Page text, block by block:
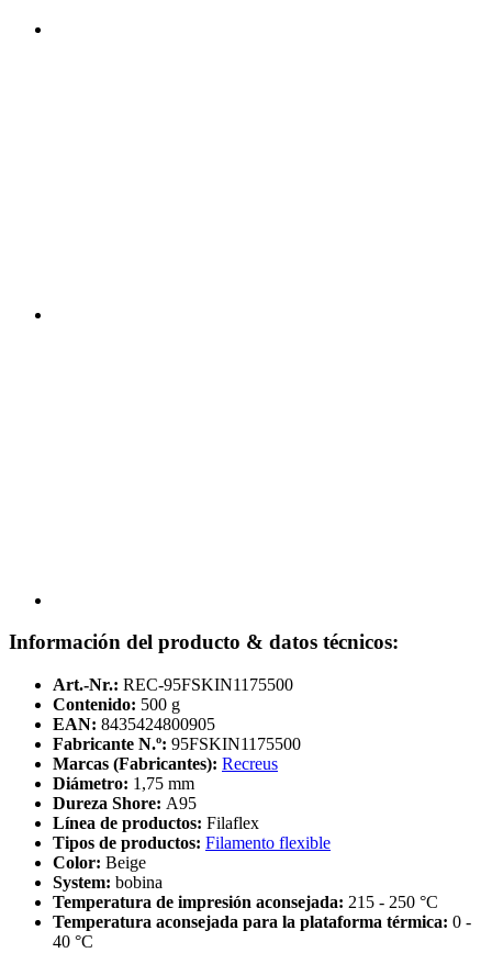
Información del producto & datos técnicos:
Art.-Nr.: REC-95FSKIN1175500
Contenido: 500 g
EAN: 8435424800905
Fabricante N.º: 95FSKIN1175500
Marcas (Fabricantes): Recreus
Diámetro: 1,75 mm
Dureza Shore: A95
Línea de productos: Filaflex
Tipos de productos: Filamento flexible
Color: Beige
System: bobina
Temperatura de impresión aconsejada: 215 - 250 °C
Temperatura aconsejada para la plataforma térmica: 0 -
40 °C